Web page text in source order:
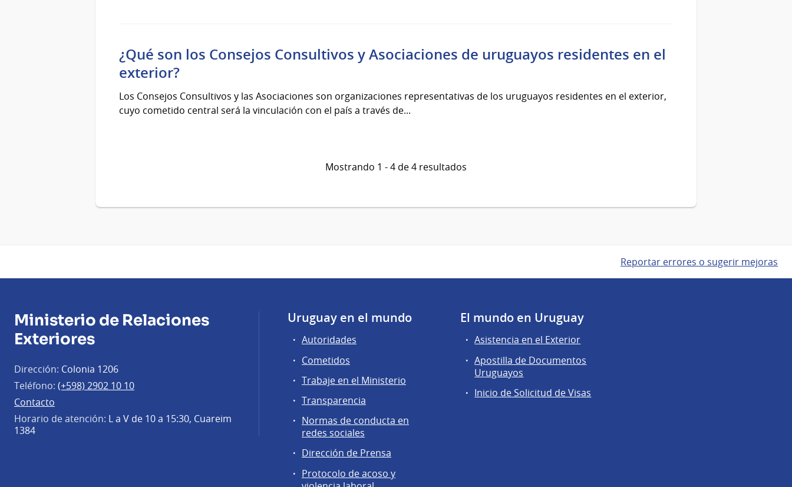
¿Qué son los Consejos Consultivos y Asociaciones de uruguayos residentes en el
exterior?
Los Consejos Consultivos y las Asociaciones son organizaciones representativas de los uruguayos residentes en el exterior,
cuyo cometido central será la vinculación con el país a través de...
Mostrando 1 - 4 de 4 resultados
Reportar errores o sugerir mejoras
Ministerio de Relaciones
Exteriores
Dirección: Colonia 1206
Teléfono: (+598) 2902 10 10
Contacto
Horario de atención: L a V de 10 a 15:30, Cuareim
1384
Uruguay en el mundo
Autoridades
Cometidos
Trabaje en el Ministerio
Transparencia
Normas de conducta en
redes sociales
Dirección de Prensa
Protocolo de acoso y
El mundo en Uruguay
Asistencia en el Exterior
Apostilla de Documentos
Uruguayos
Inicio de Solicitud de Visas